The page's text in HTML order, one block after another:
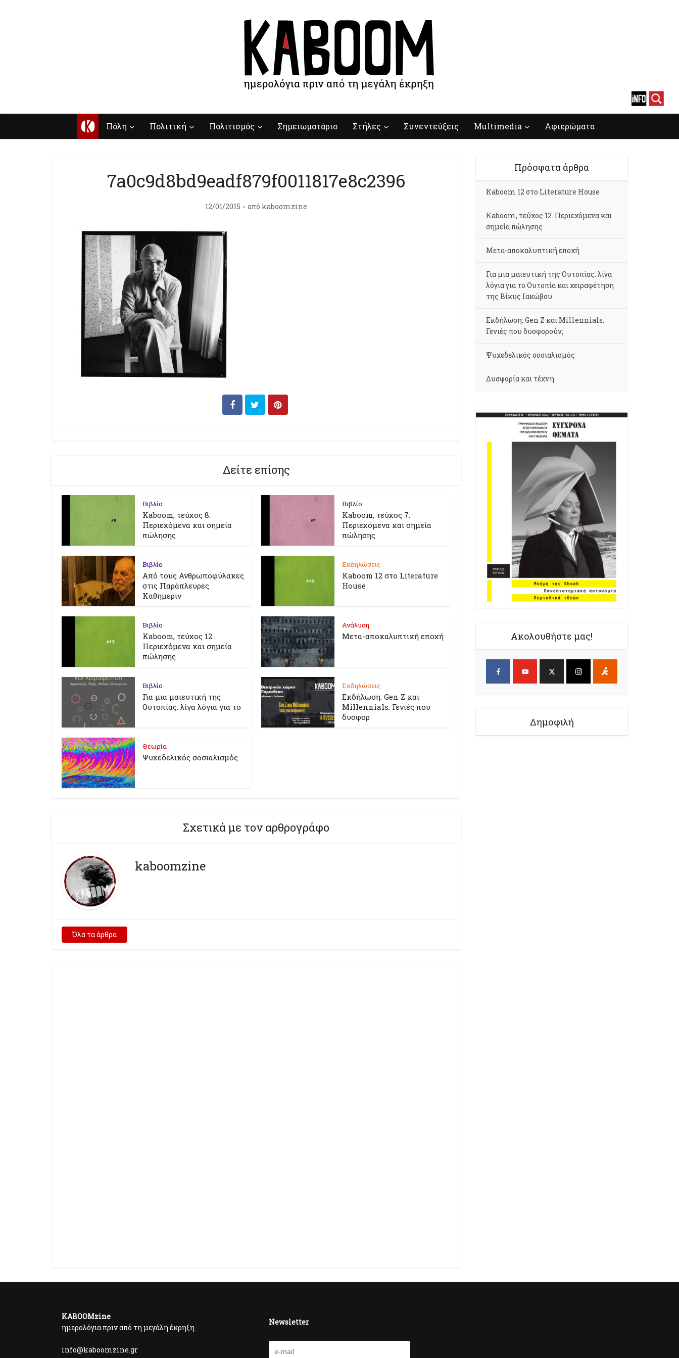
Κ Πόλη Πολιτική Πολιτισμός Σημειωματάριο Στήλες Συνεντεύξεις Multimedia Αφιερώματα
7a0c9d8bd9eadf879f0011817e8c2396
12/01/2015 από kaboomzine
Δείτε επίσης
Βιβλίο
Kaboom, τεύχος 8:
Περιεχόμενα και σημεία
πώλησης
Βιβλίο
Kaboom, τεύχος 7.
Περιεχόμενα και σημεία
πώλησης
Βιβλίο
Από τους Ανθρωποφύλακες
στις Παράπλευρες
Καθημεριν
Εκδηλώσεις
Kaboom 12 στο Literature
House
Βιβλίο
Kaboom, τεύχος 12.
Περιεχόμενα και σημεία
πώλησης
Ανάλυση
Μετα-αποκαλυπτική εποχή
Βιβλίο
Για μια μαιευτική της
Ουτοπίας: λίγα λόγια για το
Εκδηλώσεις
Εκδήλωση: Gen Z και
Millennials. Γενιές που
δυσφορ
Θεωρία
Ψυχεδελικός σοσιαλισμός
Σχετικά με τον αρθρογράφο
kaboomzine
Όλα τα άρθρα
Πρόσφατα άρθρα
Kaboom 12 στο Literature House
Kaboom, τεύχος 12. Περιεχόμενα και
σημεία πώλησης
Μετα-αποκαλυπτική εποχή
Για μια μαιευτική της Ουτοπίας: λίγα
λόγια για το Ουτοπία και χειραφέτηση
της Βίκυς Ιακώβου
Εκδήλωση: Gen Z και Millennials.
Γενιές που δυσφορούν;
Ψυχεδελικός σοσιαλισμός
Δυσφορία και τέχνη
Ακολουθήστε μας!
Δημοφιλή
KABOOMzine
ημερολόγια πριν από τη μεγάλη έκρηξη
info@kaboomzine.gr
Newsletter